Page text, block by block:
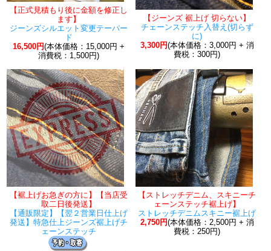
【正式見積もり後に金額を修正し
ます】
ジーンズシルエット変更テーパー
ド
16,500円(本体価格：15,000円 +
消費税：1,500円)
【ジーンズ 裾上げ 切らない】
チェーンステッチ入替え(切らず
に)
3,300円(本体価格：3,000円 + 消
費税：300円)
【裾上げお急ぎの方に】【当店受
取二日後発送】
【通販限定】【翌２営業日仕上げ
発送】特急仕上ジーンズ裾上げチ
ェーンステッチ
【ストレッチデニム、スキニーチ
ェーンステッチ裾上げ】
ストレッチデニムスキニー裾上げ
2,750円(本体価格：2,500円 + 消
費税：250円)